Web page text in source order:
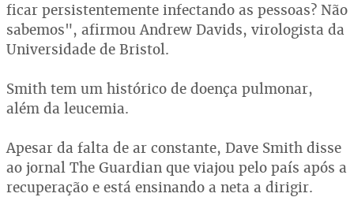
ficar persistentemente infectando as pessoas? Não
sabemos", afirmou Andrew Davids, virologista da
Universidade de Bristol.
Smith tem um histórico de doença pulmonar,
além da leucemia.
Apesar da falta de ar constante, Dave Smith disse
ao jornal The Guardian que viajou pelo país após a
recuperação e está ensinando a neta a dirigir.